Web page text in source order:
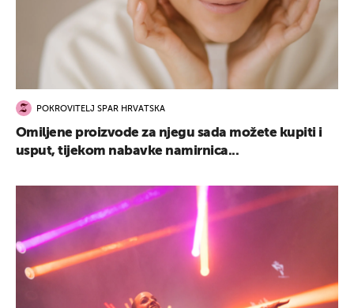
POKROVITELJ SPAR HRVATSKA
Omiljene proizvode za njegu sada možete kupiti i
usput, tijekom nabavke namirnica...